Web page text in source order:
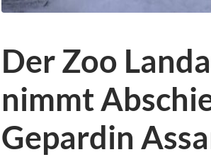
Der Zoo
nimmt
Gepardin